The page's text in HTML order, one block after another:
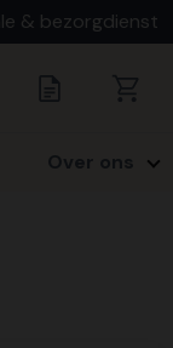
& bezorgdienst
Over ons